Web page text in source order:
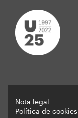
Nota legal
Política de cookies